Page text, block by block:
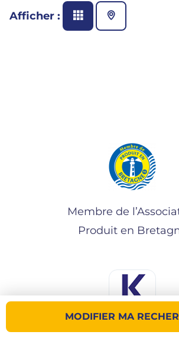
MODIFIER MA
Afficher :
Membre de
Produit en